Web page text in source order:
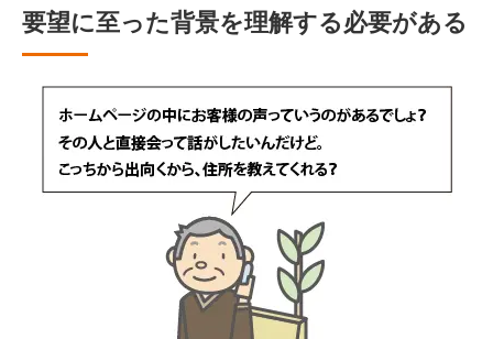
要望に至った背景を理解する必要がある